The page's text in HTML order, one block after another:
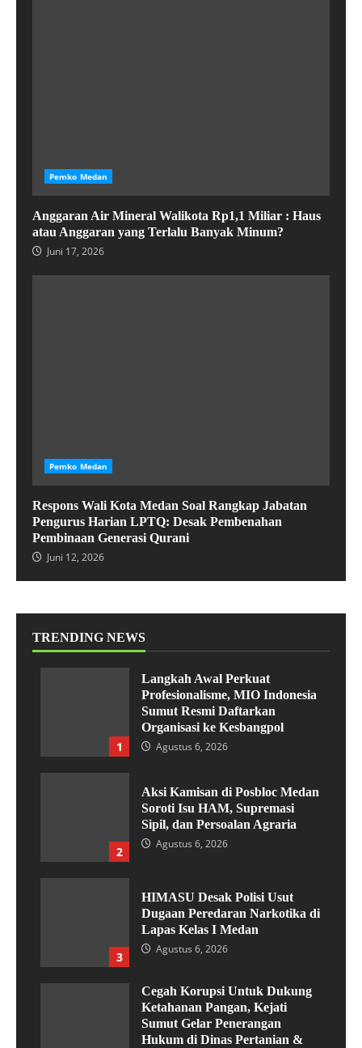
Pemko Medan
Anggaran Air Mineral Walikota Rp1,1 Miliar : Haus
atau Anggaran yang Terlalu Banyak Minum?
Juni 17, 2026
Pemko Medan
Respons Wali Kota Medan Soal Rangkap Jabatan
Pengurus Harian LPTQ: Desak Pembenahan
Pembinaan Generasi Qurani
Juni 12, 2026
TRENDING NEWS
1
Langkah Awal Perkuat
Profesionalisme, MIO Indonesia
Sumut Resmi Daftarkan
Organisasi ke Kesbangpol
Agustus 6, 2026
2
Aksi Kamisan di Posbloc Medan
Soroti Isu HAM, Supremasi
Sipil, dan Persoalan Agraria
Agustus 6, 2026
3
HIMASU Desak Polisi Usut
Dugaan Peredaran Narkotika di
Lapas Kelas I Medan
Agustus 6, 2026
Cegah Korupsi Untuk Dukung
Ketahanan Pangan, Kejati
Sumut Gelar Penerangan
Hukum di Dinas Pertanian &